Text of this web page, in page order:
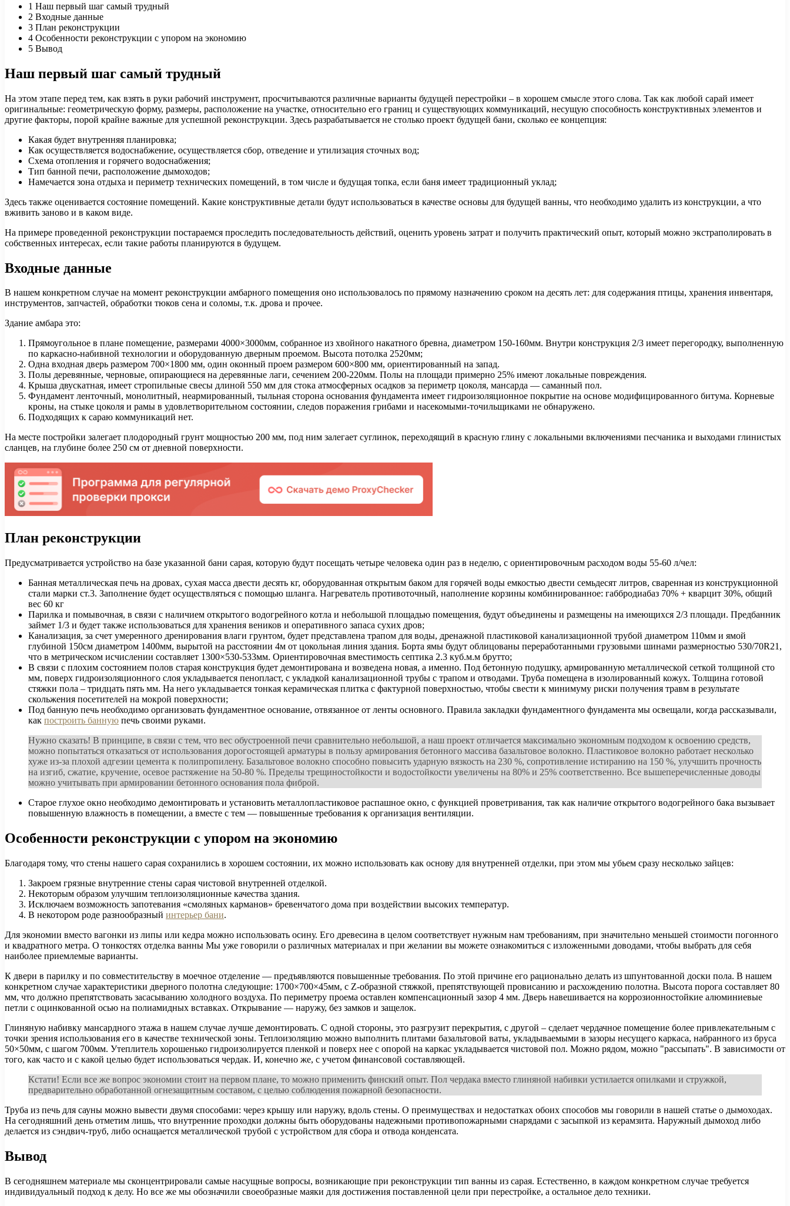
1 Наш первый шаг самый трудный
2 Входные данные
3 План реконструкции
4 Особенности реконструкции с упором на экономию
5 Вывод
Наш первый шаг самый трудный
На этом этапе перед тем, как взять в руки рабочий инструмент, просчитываются различные варианты будущей перестройки – в хорошем смысле этого слова. Так как любой сарай имеет
оригинальные: геометрическую форму, размеры, расположение на участке, относительно его границ и существующих коммуникаций, несущую способность конструктивных элементов и
другие факторы, порой крайне важные для успешной реконструкции. Здесь разрабатывается не столько проект будущей бани, сколько ее концепция:
Какая будет внутренняя планировка;
Как осуществляется водоснабжение, осуществляется сбор, отведение и утилизация сточных вод;
Схема отопления и горячего водоснабжения;
Тип банной печи, расположение дымоходов;
Намечается зона отдыха и периметр технических помещений, в том числе и будущая топка, если баня имеет традиционный уклад;
Здесь также оценивается состояние помещений. Какие конструктивные детали будут использоваться в качестве основы для будущей ванны, что необходимо удалить из конструкции, а что
вживить заново и в каком виде.
На примере проведенной реконструкции постараемся проследить последовательность действий, оценить уровень затрат и получить практический опыт, который можно экстраполировать в
собственных интересах, если такие работы планируются в будущем.
Входные данные
В нашем конкретном случае на момент реконструкции амбарного помещения оно использовалось по прямому назначению сроком на десять лет: для содержания птицы, хранения инвентаря,
инструментов, запчастей, обработки тюков сена и соломы, т.к. дрова и прочее.
Здание амбара это:
Прямоугольное в плане помещение, размерами 4000×3000мм, собранное из хвойного накатного бревна, диаметром 150-160мм. Внутри конструкция 2/3 имеет перегородку, выполненную
по каркасно-набивной технологии и оборудованную дверным проемом. Высота потолка 2520мм;
Одна входная дверь размером 700×1800 мм, один оконный проем размером 600×800 мм, ориентированный на запад.
Полы деревянные, черновые, опирающиеся на деревянные лаги, сечением 200-220мм. Полы на площади примерно 25% имеют локальные повреждения.
Крыша двускатная, имеет стропильные свесы длиной 550 мм для стока атмосферных осадков за периметр цоколя, мансарда — саманный пол.
Фундамент ленточный, монолитный, неармированный, тыльная сторона основания фундамента имеет гидроизоляционное покрытие на основе модифицированного битума. Корневые
кроны, на стыке цоколя и рамы в удовлетворительном состоянии, следов поражения грибами и насекомыми-точильщиками не обнаружено.
Подходящих к сараю коммуникаций нет.
На месте постройки залегает плодородный грунт мощностью 200 мм, под ним залегает суглинок, переходящий в красную глину с локальными включениями песчаника и выходами глинистых
сланцев, на глубине более 250 см от дневной поверхности.
План реконструкции
Предусматривается устройство на базе указанной бани сарая, которую будут посещать четыре человека один раз в неделю, с ориентировочным расходом воды 55-60 л/чел:
Банная металлическая печь на дровах, сухая масса двести десять кг, оборудованная открытым баком для горячей воды емкостью двести семьдесят литров, сваренная из конструкционной
стали марки ст.3. Заполнение будет осуществляться с помощью шланга. Нагреватель противоточный, наполнение корзины комбинированное: габбродиабаз 70% + кварцит 30%, общий
вес 60 кг
Парилка и помывочная, в связи с наличием открытого водогрейного котла и небольшой площадью помещения, будут объединены и размещены на имеющихся 2/3 площади. Предбанник
займет 1/3 и будет также использоваться для хранения веников и оперативного запаса сухих дров;
Канализация, за счет умеренного дренирования влаги грунтом, будет представлена ​​трапом для воды, дренажной пластиковой канализационной трубой диаметром 110мм и ямой
глубиной 150см диаметром 1400мм, вырытой на расстоянии 4м от цокольная линия здания. Борта ямы будут облицованы переработанными грузовыми шинами размерностью 530/70R21,
что в метрическом исчислении составляет 1300×530-533мм. Ориентировочная вместимость септика 2.3 куб.м.м брутто;
В связи с плохим состоянием полов старая конструкция будет демонтирована и возведена новая, а именно. Под бетонную подушку, армированную металлической сеткой толщиной сто
мм, поверх гидроизоляционного слоя укладывается пенопласт, с укладкой канализационной трубы с трапом и отводами. Труба помещена в изолированный кожух. Толщина готовой
стяжки пола – тридцать пять мм. На него укладывается тонкая керамическая плитка с фактурной поверхностью, чтобы свести к минимуму риски получения травм в результате
скольжения посетителей на мокрой поверхности;
Под банную печь необходимо организовать фундаментное основание, отвязанное от ленты основного. Правила закладки фундаментного фундамента мы освещали, когда рассказывали,
как построить банную печь своими руками.
Нужно сказать! В принципе, в связи с тем, что вес обустроенной печи сравнительно небольшой, а наш проект отличается максимально экономным подходом к освоению средств,
можно попытаться отказаться от использования дорогостоящей арматуры в пользу армирования бетонного массива базальтовое волокно. Пластиковое волокно работает несколько
хуже из-за плохой адгезии цемента к полипропилену. Базальтовое волокно способно повысить ударную вязкость на 230 %, сопротивление истиранию на 150 %, улучшить прочность
на изгиб, сжатие, кручение, осевое растяжение на 50-80 %. Пределы трещиностойкости и водостойкости увеличены на 80% и 25% соответственно. Все вышеперечисленные доводы
можно учитывать при армировании бетонного основания пола фиброй.
Старое глухое окно необходимо демонтировать и установить металлопластиковое распашное окно, с функцией проветривания, так как наличие открытого водогрейного бака вызывает
повышенную влажность в помещении, а вместе с тем — повышенные требования к организация вентиляции.
Особенности реконструкции с упором на экономию
Благодаря тому, что стены нашего сарая сохранились в хорошем состоянии, их можно использовать как основу для внутренней отделки, при этом мы убьем сразу несколько зайцев:
Закроем грязные внутренние стены сарая чистовой внутренней отделкой.
Некоторым образом улучшим теплоизоляционные качества здания.
Исключаем возможность запотевания «смоляных карманов» бревенчатого дома при воздействии высоких температур.
В некотором роде разнообразный интерьер бани.
Для экономии вместо вагонки из липы или кедра можно использовать осину. Его древесина в целом соответствует нужным нам требованиям, при значительно меньшей стоимости погонного
и квадратного метра. О тонкостях отделка ванны Мы уже говорили о различных материалах и при желании вы можете ознакомиться с изложенными доводами, чтобы выбрать для себя
наиболее приемлемые варианты.
К двери в парилку и по совместительству в моечное отделение — предъявляются повышенные требования. По этой причине его рационально делать из шпунтованной доски пола. В нашем
конкретном случае характеристики дверного полотна следующие: 1700×700×45мм, с Z-образной стяжкой, препятствующей провисанию и расхождению полотна. Высота порога составляет 80
мм, что должно препятствовать засасыванию холодного воздуха. По периметру проема оставлен компенсационный зазор 4 мм. Дверь навешивается на коррозионностойкие алюминиевые
петли с оцинкованной осью на полиамидных вставках. Открывание — наружу, без замков и защелок.
Глиняную набивку мансардного этажа в нашем случае лучше демонтировать. С одной стороны, это разгрузит перекрытия, с другой – сделает чердачное помещение более привлекательным с
точки зрения использования его в качестве технической зоны. Теплоизоляцию можно выполнить плитами базальтовой ваты, укладываемыми в зазоры несущего каркаса, набранного из бруса
50×50мм, с шагом 700мм. Утеплитель хорошенько гидроизолируется пленкой и поверх нее с опорой на каркас укладывается чистовой пол. Можно рядом, можно "рассыпать". В зависимости от
того, как часто и с какой целью будет использоваться чердак. И, конечно же, с учетом финансовой составляющей.
Кстати! Если все же вопрос экономии стоит на первом плане, то можно применить финский опыт. Пол чердака вместо глиняной набивки устилается опилками и стружкой,
предварительно обработанной огнезащитным составом, с целью соблюдения пожарной безопасности.
Труба из печь для сауны можно вывести двумя способами: через крышу или наружу, вдоль стены. О преимуществах и недостатках обоих способов мы говорили в нашей статье о дымоходах.
На сегодняшний день отметим лишь, что внутренние проходки должны быть оборудованы надежными противопожарными снарядами с засыпкой из керамзита. Наружный дымоход либо
делается из сэндвич-труб, либо оснащается металлической трубой с устройством для сбора и отвода конденсата.
Вывод
В сегодняшнем материале мы сконцентрировали самые насущные вопросы, возникающие при реконструкции тип ванны из сарая. Естественно, в каждом конкретном случае требуется
индивидуальный подход к делу. Но все же мы обозначили своеобразные маяки для достижения поставленной цели при перестройке, а остальное дело техники.